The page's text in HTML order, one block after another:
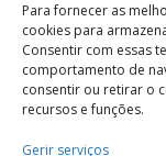
Para fornecer as
cookies para
Consentir com essas
comportamento de
consentir ou retirar o
recursos e funções.
Gerir serviços
Termos e